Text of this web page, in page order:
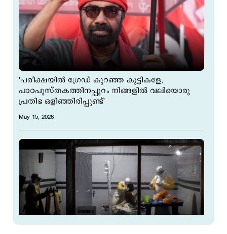
'പരീക്ഷയില്‍ ഗ്രേഡ് കുറഞ്ഞ കുട്ടികളേ,
പാഠപുസ്തകത്തിനപ്പുറം നിങ്ങളിൽ വലിയൊരു
പ്രതിഭ ഒളിഞ്ഞിരിപ്പുണ്ട്'
May 15, 2026